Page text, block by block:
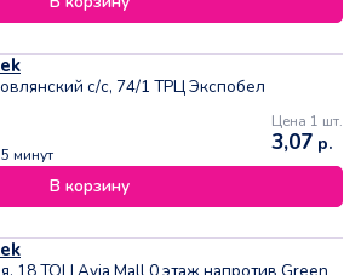
с/с, 74/1 ТРЦ Экспобел
минут
Цена 1 шт.
3,07 р.
В корзину